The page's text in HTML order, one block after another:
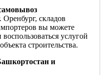
Оренбург, складов
вы можете
услугой
строительства.
и